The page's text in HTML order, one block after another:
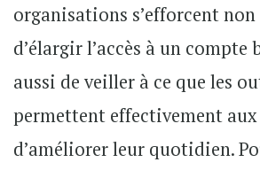
organisations s’efforcent
d’élargir l’accès à un compte
aussi de veiller à ce que les
permettent effectivement
d’améliorer leur quotidien.